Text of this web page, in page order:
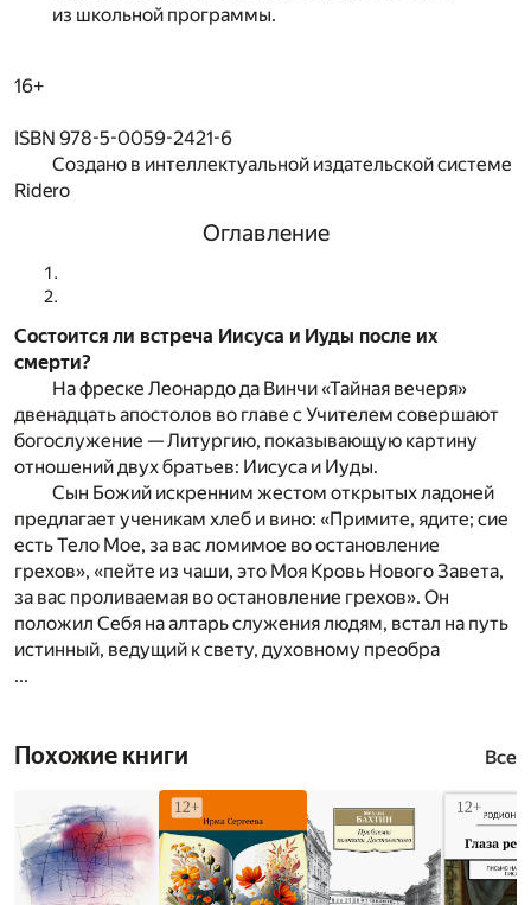
из школьной программы.
16+
ISBN 978-5-0059-2421-6
Создано в интеллектуальной издательской системе
Ridero
Оглавление
Состоится ли встреча Иисуса и Иуды после их
смерти?
На фреске Леонардо да Винчи «Тайная вечеря»
двенадцать апостолов во главе с Учителем совершают
богослужение — Литургию, показывающую картину
отношений двух братьев: Иисуса и Иуды.
Сын Божий искренним жестом открытых ладоней
предлагает ученикам хлеб и вино: «Примите, ядите; сие
есть Тело Мое, за вас ломимое во остановление
грехов», «пейте из чаши, это Моя Кровь Нового Завета,
за вас проливаемая во остановление грехов». Он
положил Себя на алтарь служения людям, встал на путь
истинный, ведущий к свету, духовному преобра
...
Похожие книги Все